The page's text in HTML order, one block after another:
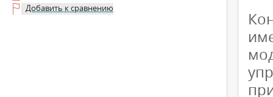
Добавить к сравнению